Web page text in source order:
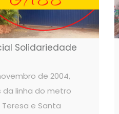
Solidariedade
de 2004,
da linha do metro
e Santa